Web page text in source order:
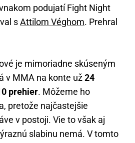
podujatí Fight Night
sAttilom Véghom. Prehral
je mimoriadne skúseným
v MMA na konte už24
prehier. Môžeme ho
pretože najčastejšie
v postoji. Vie to však aj
slabinu nemá. V tomto